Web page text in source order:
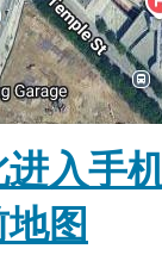
进入手
图